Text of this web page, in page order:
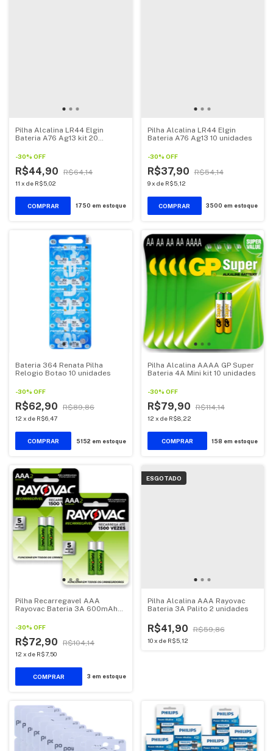
Pilha Alcalina LR44 Elgin
Bateria A76 Ag13 kit 20
-30% OFF
R$44,90 R$64,14
11 x de R$5,02
1750 em estoque
Pilha Alcalina LR44 Elgin
Bateria A76 Ag13 10 unidades
-30% OFF
R$37,90 R$54,14
9 x de R$5,12
3500 em estoque
Bateria 364 Renata Pilha
Relogio Botao 10 unidades
-30% OFF
R$62,90 R$89,86
12 x de R$6,47
5152 em estoque
Pilha Alcalina AAAA GP Super
Bateria 4A Mini kit 10 unidades
-30% OFF
R$79,90 R$114,14
12 x de R$8,22
158 em estoque
Pilha Recarregavel AAA
Rayovac Bateria 3A 600mAh
-30% OFF
R$72,90 R$104,14
12 x de R$7,50
3 em estoque
ESGOTADO
Pilha Alcalina AAA Rayovac
Bateria 3A Palito 2 unidades
R$41,90 R$59,86
10 x de R$5,12